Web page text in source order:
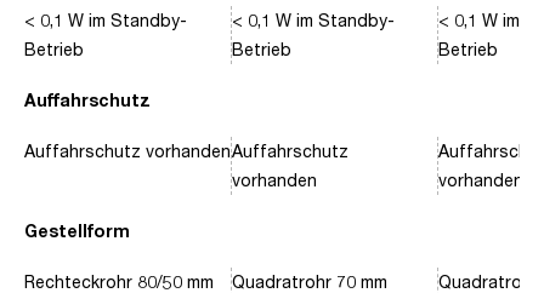
Auffahrschutz
Gestellform
< 0,1 W im Standby-
Betrieb
Auffahrschutz vorhanden
Rechteckrohr 80/50 mm
< 0,1 W im Standby-
Betrieb
Auffahrschutz
vorhanden
Quadratrohr 70 mm
< 0,1 W im
Betrieb
vorhanden
Quadratrohr